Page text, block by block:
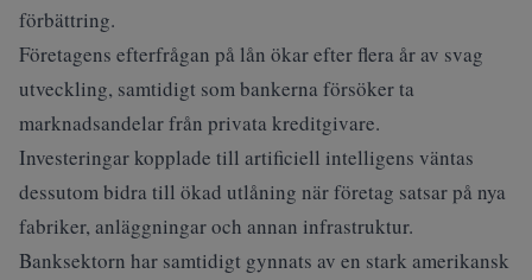
förbättring.
Företagens efterfrågan på lån ökar efter flera år av svag
utveckling, samtidigt som bankerna försöker ta
marknadsandelar från privata kreditgivare.
Investeringar kopplade till artificiell intelligens väntas
dessutom bidra till ökad utlåning när företag satsar på nya
fabriker, anläggningar och annan infrastruktur.
Banksektorn har samtidigt gynnats av en stark amerikansk